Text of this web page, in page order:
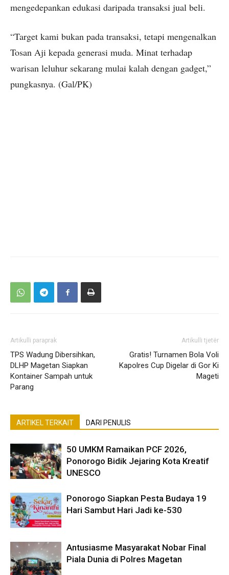
mengedepankan edukasi daripada transaksi jual beli.
“Target kami bukan pada transaksi, tetapi mengenalkan
Tosan Aji kepada generasi muda. Minat terhadap
warisan leluhur sekarang mulai kalah dengan gadget,”
pungkasnya. (Gal/PK)
Artikulli paraprak
TPS Wadung Dibersihkan,
DLHP Magetan Siapkan
Kontainer Sampah untuk
Parang
Artikulli tjetër
Gratis! Turnamen Bola Voli
Kapolres Cup Digelar di Gor Ki
Mageti
ARTIKEL TERKAIT DARI PENULIS
50 UMKM Ramaikan PCF 2026,
Ponorogo Bidik Jejaring Kota Kreatif
UNESCO
Ponorogo Siapkan Pesta Budaya 19
Hari Sambut Hari Jadi ke-530
Antusiasme Masyarakat Nobar Final
Piala Dunia di Polres Magetan